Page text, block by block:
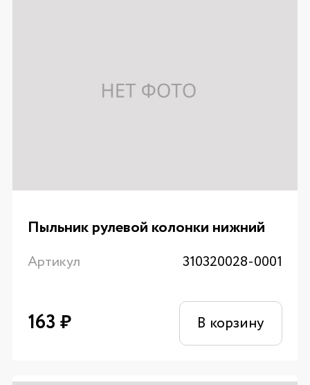
Пыльник рулевой колонки нижний
Артикул 310320028-0001
163 ₽ В корзину